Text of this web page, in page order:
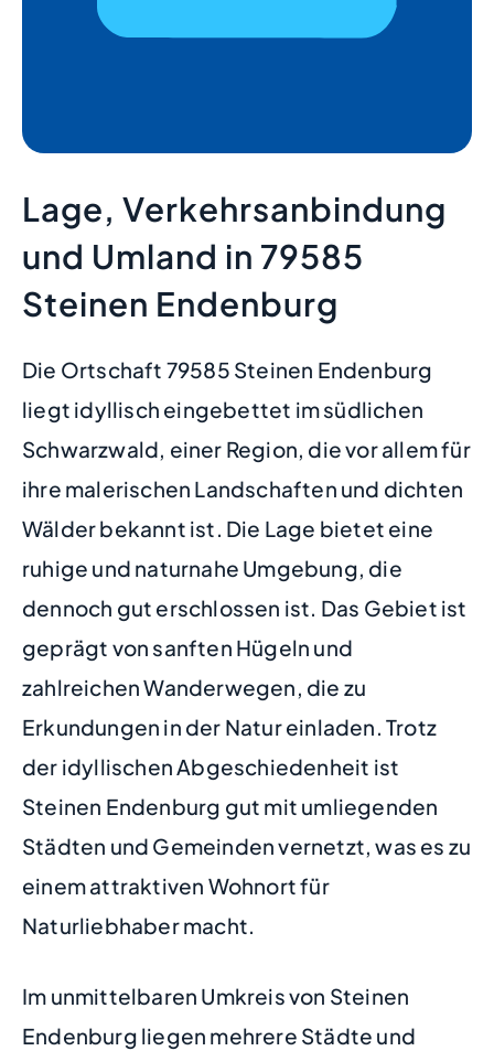
Lage, Verkehrsanbindung
und Umland in 79585
Steinen Endenburg
Die Ortschaft 79585 Steinen Endenburg
liegt idyllisch eingebettet im südlichen
Schwarzwald, einer Region, die vor allem für
ihre malerischen Landschaften und dichten
Wälder bekannt ist. Die Lage bietet eine
ruhige und naturnahe Umgebung, die
dennoch gut erschlossen ist. Das Gebiet ist
geprägt von sanften Hügeln und
zahlreichen Wanderwegen, die zu
Erkundungen in der Natur einladen. Trotz
der idyllischen Abgeschiedenheit ist
Steinen Endenburg gut mit umliegenden
Städten und Gemeinden vernetzt, was es zu
einem attraktiven Wohnort für
Naturliebhaber macht.
Im unmittelbaren Umkreis von Steinen
Endenburg liegen mehrere Städte und